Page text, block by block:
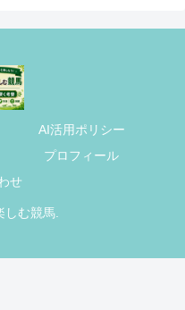
AI活用ポリシー
プロフィール
せ
しむ競馬.